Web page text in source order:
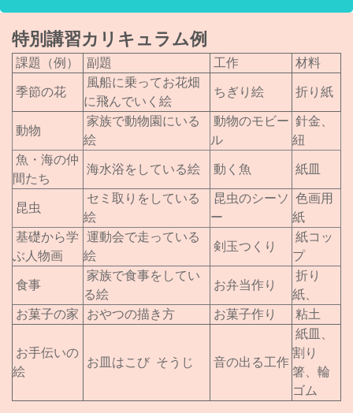
特別講習カリキュラム例
課題（例） 副題 工作 材料
季節の花
風船に乗ってお花畑
に飛んでいく絵
ちぎり絵 折り紙
動物
家族で動物園にいる
絵
動物のモビー
ル
針金、
紐
魚・海の仲
間たち
海水浴をしている絵 動く魚 紙皿
昆虫
セミ取りをしている
絵
昆虫のシーソ
ー
色画用
紙
基礎から学
ぶ人物画
運動会で走っている
絵
剣玉つくり
紙コッ
プ
食事
家族で食事をしてい
る絵
お弁当作り
折り
紙、
お菓子の家
おやつの描き方 お菓子作り 粘土
お手伝いの
絵
お皿はこび そうじ 音の出る工作
紙皿、
割り
箸、輪
ゴム